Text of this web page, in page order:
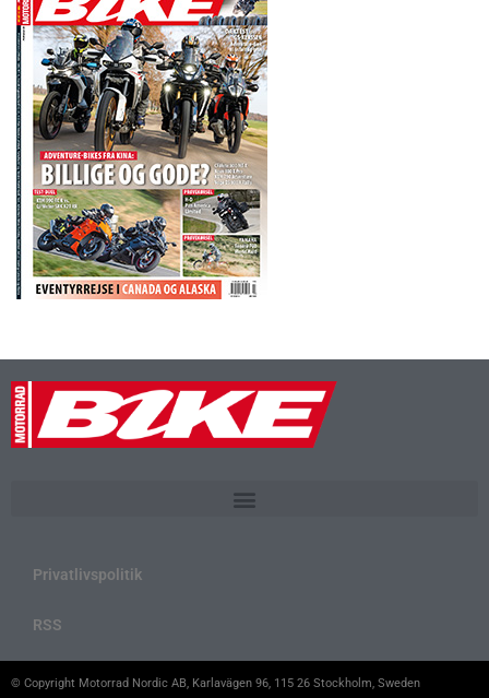
Privatlivspolitik
RSS
© Copyright Motorrad Nordic AB, Karlavägen 96, 115 26 Stockholm, Sweden